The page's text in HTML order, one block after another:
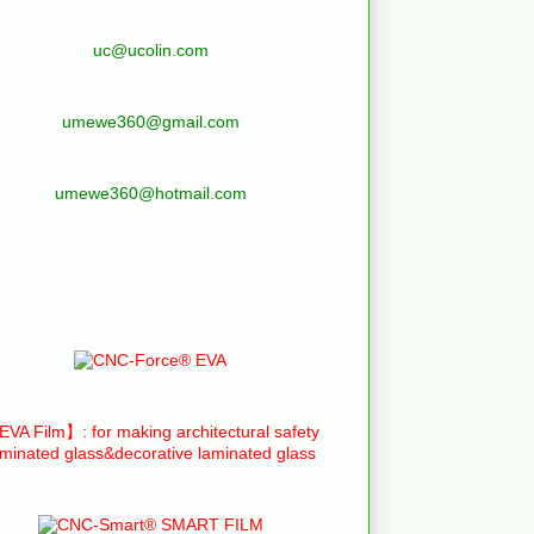
uc@ucolin.com
umewe360@gmail.com
umewe360@hotmail.com
Film】: for making architectural safety
glass&decorative laminated glass